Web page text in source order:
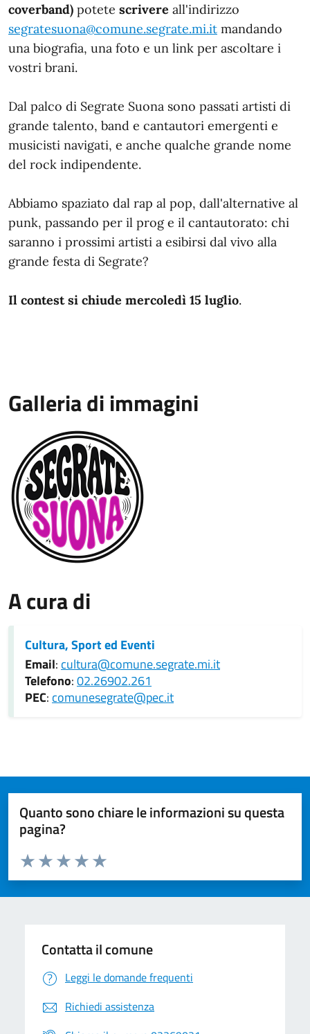
coverband) potete scrivere all'indirizzo
segratesuona@comune.segrate.mi.it mandando
una biografia, una foto e un link per ascoltare i
vostri brani.
Dal palco di Segrate Suona sono passati artisti di
grande talento, band e cantautori emergenti e
musicisti navigati, e anche qualche grande nome
del rock indipendente.
Abbiamo spaziato dal rap al pop, dall'alternative al
punk, passando per il prog e il cantautorato: chi
saranno i prossimi artisti a esibirsi dal vivo alla
grande festa di Segrate?
Il contest si chiude mercoledì 15 luglio.
Galleria di immagini
A cura di
Cultura, Sport ed Eventi
Email: cultura@comune.segrate.mi.it
Telefono:02.26902.261
PEC: comunesegrate@pec.it
Quanto sono chiare le informazioni su questa
pagina?
Valuta da 1 a 5 stelle la pagina
Valuta 5 stelle su 5
Valuta 4 stelle su 5
Valuta 3 stelle su 5
Valuta 2 stelle su 5
Valuta 1 stelle su 5
Contatta il comune
Leggi le domande frequenti
Richiedi assistenza